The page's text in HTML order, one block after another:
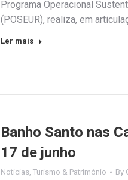
Programa Operacional
(POSEUR), realiza, em
Ler mais
Banho Santo nas
17 de junho
Notícias Turismo & Património By